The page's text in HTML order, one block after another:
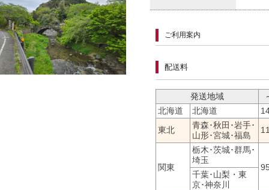
ご利用案内
配送料
発送地域
北海道
北海道
東北
青森･秋田･岩手･
山形･宮城･福島
関東
栃木･茨城･群馬･
埼玉
千葉･山梨・東
京･神奈川